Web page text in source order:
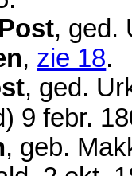
, ged.
, zie 18.
, ged.
9 febr.
, geb.